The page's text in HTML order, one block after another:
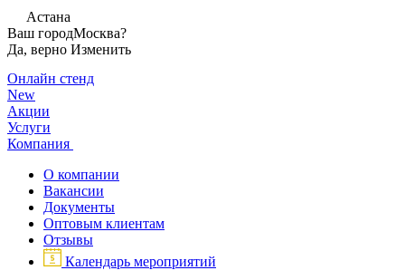
Астана
Ваш городМосква?
Да, верно Изменить
Онлайн стенд
New
Акции
Услуги
Компания
О компании
Вакансии
Документы
Оптовым клиентам
Отзывы
Календарь мероприятий